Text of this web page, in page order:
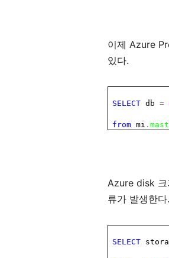
이제 Azure
있다.
SELECT db=
from mi .
Azure disk 크
류가 발생한다.
SELECT